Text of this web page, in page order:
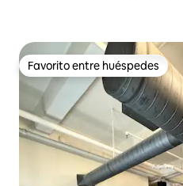
Favorito entre huéspedes
Favorito entre huéspedes